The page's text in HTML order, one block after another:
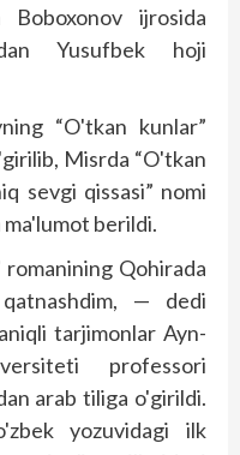
ijrosida
Yusufbek hoji
“O'tkan kunlar”
Misrda “O'tkan
sevgi qissasi” nomi
berildi.
Qohirada
— dedi
tarjimonlar Ayn-
professori
arab tiliga o'girildi.
yozuvidagi ilk